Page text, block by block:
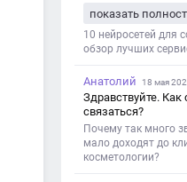
такой обзор
ограничения и
показать
10 нейросетей для
обзор лучших
Анатолий 18 мая
Здравствуйте.
связаться?
Почему так много
мало доходят до
косметологии?